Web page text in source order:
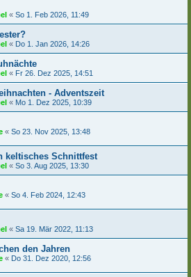
« So 1. Feb 2026, 11:49
« Do 1. Jan 2026, 14:26
« Fr 26. Dez 2025, 14:51
- Adventszeit
« Mo 1. Dez 2025, 10:39
« So 23. Nov 2025, 13:48
keltisches Schnittfest
« So 3. Aug 2025, 13:30
« So 4. Feb 2024, 12:43
« Sa 19. Mär 2022, 11:13
den Jahren
« Do 31. Dez 2020, 12:56